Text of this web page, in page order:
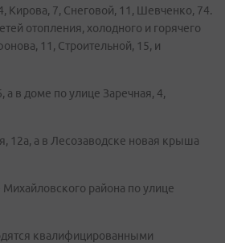
Кирова, 7, Снеговой, 11, Шевченко, 74.
отопления, холодного и горячего
11, Строительной, 15, и
в доме по улице Заречная, 4,
12а, а в Лесозаводске новая крыша
района по улице
квалифицированными